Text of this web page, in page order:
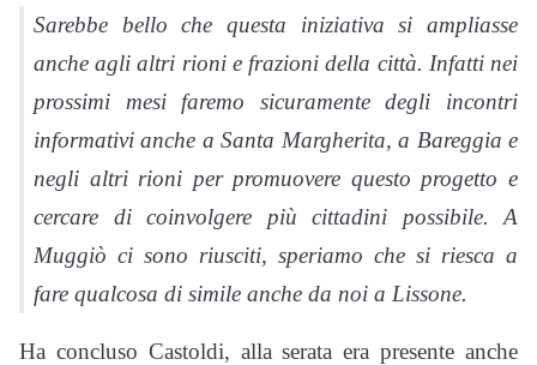
Sarebbe bello che questa iniziativa si ampliasse
anche agli altri rioni e frazioni della città. Infatti nei
prossimi mesi faremo sicuramente degli incontri
informativi anche a Santa Margherita, a Bareggia e
negli altri rioni per promuovere questo progetto e
cercare di coinvolgere più cittadini possibile. A
Muggiò ci sono riusciti, speriamo che si riesca a
fare qualcosa di simile anche da noi a Lissone.
Ha concluso Castoldi, alla serata era presente anche